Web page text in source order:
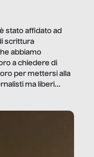
stato affidato ad
scrittura
abbiamo
a chiedere di
per mettersi alla
ma liberi